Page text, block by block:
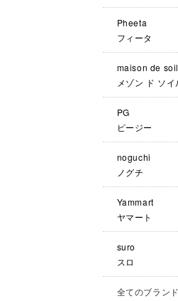
Pheeta
フィータ
maison de soil
メゾン ド ソイ
PG
ピージー
noguchi
ノグチ
Yammart
ヤマート
suro
スロ
全てのブラン